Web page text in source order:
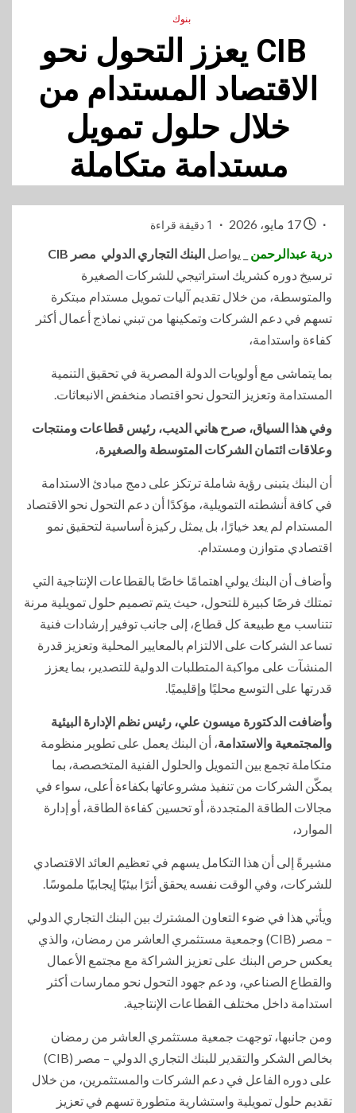
بنوك
CIB يعزز التحول نحو
الاقتصاد المستدام من
خلال حلول تمويل
مستدامة متكاملة
1 دقيقة قراءة
درية عبدالرحمن _ يواصل البنك التجاري الدولي مصر CIB
ترسيخ دوره كشريك استراتيجي للشركات الصغيرة
والمتوسطة، من خلال تقديم آليات تمويل مستدام مبتكرة
تسهم في دعم الشركات وتمكينها من تبني نماذج أعمال أكثر
كفاءة واستدامة،
بما يتماشى مع أولويات الدولة المصرية في تحقيق التنمية
المستدامة وتعزيز التحول نحو اقتصاد منخفض الانبعاثات.
وفي هذا السياق، صرح هاني الديب، رئيس قطاعات ومنتجات
وعلاقات ائتمان الشركات المتوسطة والصغيرة،
أن البنك يتبنى رؤية شاملة ترتكز على دمج مبادئ الاستدامة
في كافة أنشطته التمويلية، مؤكدًا أن دعم التحول نحو الاقتصاد
المستدام لم يعد خيارًا، بل يمثل ركيزة أساسية لتحقيق نمو
اقتصادي متوازن ومستدام.
وأضاف أن البنك يولي اهتمامًا خاصًا بالقطاعات الإنتاجية التي
تمتلك فرصًا كبيرة للتحول، حيث يتم تصميم حلول تمويلية مرنة
تتناسب مع طبيعة كل قطاع، إلى جانب توفير إرشادات فنية
تساعد الشركات على الالتزام بالمعايير المحلية وتعزيز قدرة
المنشآت على مواكبة المتطلبات الدولية للتصدير، بما يعزز
قدرتها على التوسع محليًا وإقليميًا.
وأضافت الدكتورة ميسون علي، رئيس نظم الإدارة البيئية
والمجتمعية والاستدامة، أن البنك يعمل على تطوير منظومة
متكاملة تجمع بين التمويل والحلول الفنية المتخصصة، بما
يمكّن الشركات من تنفيذ مشروعاتها بكفاءة أعلى، سواء في
مجالات الطاقة المتجددة، أو تحسين كفاءة الطاقة، أو إدارة
الموارد،
مشيرةً إلى أن هذا التكامل يسهم في تعظيم العائد الاقتصادي
للشركات، وفي الوقت نفسه يحقق أثرًا بيئيًا إيجابيًا ملموسًا.
ويأتي هذا في ضوء التعاون المشترك بين البنك التجاري الدولي
– مصر (CIB) وجمعية مستثمري العاشر من رمضان، والذي
يعكس حرص البنك على تعزيز الشراكة مع مجتمع الأعمال
والقطاع الصناعي، ودعم جهود التحول نحو ممارسات أكثر
استدامة داخل مختلف القطاعات الإنتاجية.
ومن جانبها، توجهت جمعية مستثمري العاشر من رمضان
بخالص الشكر والتقدير للبنك التجاري الدولي – مصر (CIB)
على دوره الفاعل في دعم الشركات والمستثمرين، من خلال
تقديم حلول تمويلية واستشارية متطورة تسهم في تعزيز